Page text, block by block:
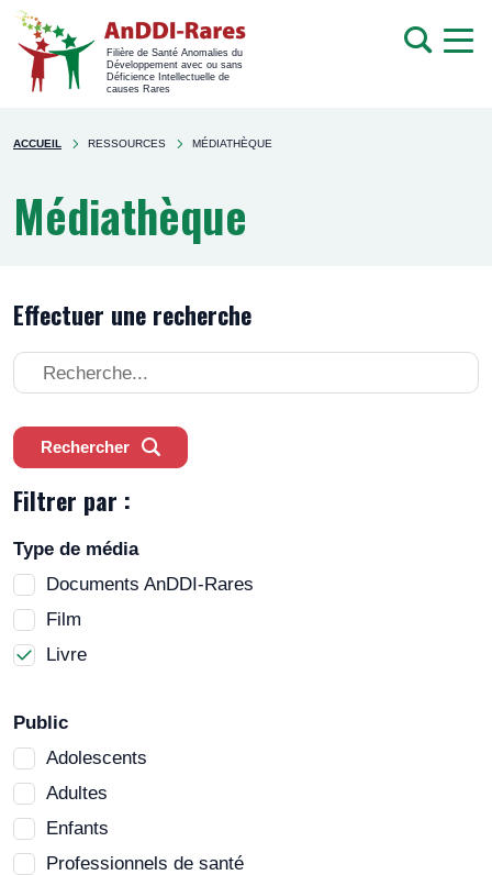
Filière de Santé Anomalies du
Développement avec ou sans
Déficience Intellectuelle de
causes Rares
Rechercher
sur
You're
ACCUEIL RESSOURCES MÉDIATHÈQUE
Médiathèque
Effectuer une recherche
Effectuer
une
Rechercher
Filtrer par :
Type de média
Documents AnDDI-Rares
Film
Livre
Public
Adolescents
Adultes
Enfants
Professionnels de santé